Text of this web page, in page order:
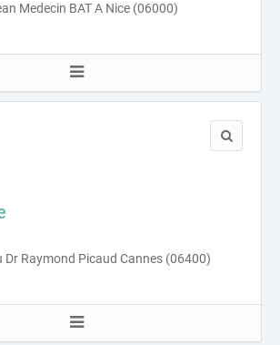
Medecin BAT A Nice (06000)
Dr Raymond Picaud Cannes (06400)